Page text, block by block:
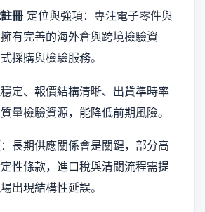
冊 定位與強項：專注電子零件與
有完善的海外倉與跨境檢驗資
採購與檢驗服務。
定、報價結構清晰、出貨準時率
量檢驗資源，能降低前期風險。
長期供應關係會是關鍵，部分高
性條款，進口稅與清關流程需提
出現結構性延誤。